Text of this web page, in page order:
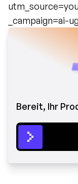
_campaign=ai-
Bereit, Ihr